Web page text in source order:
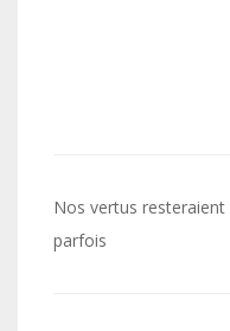
Navigation
de
Nos vertus resteraient
parfois